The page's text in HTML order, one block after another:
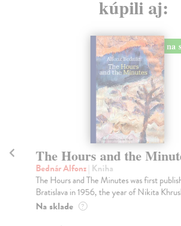
kúpili aj:
na
The Hours and the
Bednár Alfonz| Kniha
The Hours and The Minutes was first
Bratislava in 1956, the year of Nikita
Na sklade ?